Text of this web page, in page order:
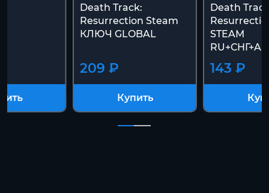
Death Track:
Resurrection Steam
КЛЮЧ GLOBAL
209 ₽
Купить
Death
STEAM
143 ₽